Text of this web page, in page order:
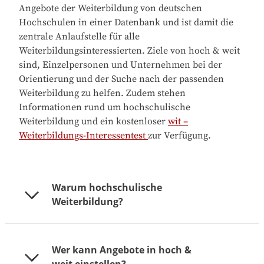
Angebote der Weiterbildung von deutschen
Hochschulen in einer Datenbank und ist damit die
zentrale Anlaufstelle für alle
Weiterbildungsinteressierten. Ziele von hoch & weit
sind, Einzelpersonen und Unternehmen bei der
Orientierung und der Suche nach der passenden
Weiterbildung zu helfen. Zudem stehen
Informationen rund um hochschulische
Weiterbildung und ein kostenloser wit –
Weiterbildungs-Interessentest zur Verfügung.
Warum hochschulische
Weiterbildung?
Unsere Arbeitswelt wird immer komplexer und
Wer kann Angebote in hoch &